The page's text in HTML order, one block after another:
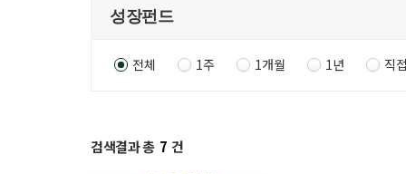
전체 1주 1개월 1년 직
검색결과 총 7 건